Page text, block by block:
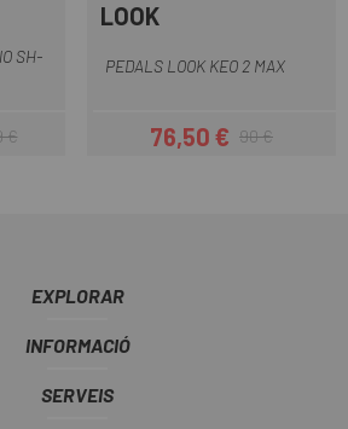
SH-
€
LOOK
PEDALS LOOK KEO 2 MAX
Preu
76,50 €Preu regular
90 €
EXPLORAR
INFORMACIÓ
SERVEIS